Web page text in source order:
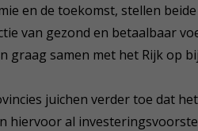
en de toekomst, stellen
van gezond en betaalbaar
graag samen met het Rijk op
juichen verder toe dat
hiervoor al